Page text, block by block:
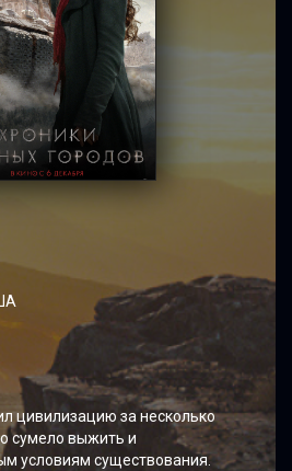
цивилизацию за несколько
сумело выжить и
условиям существования.